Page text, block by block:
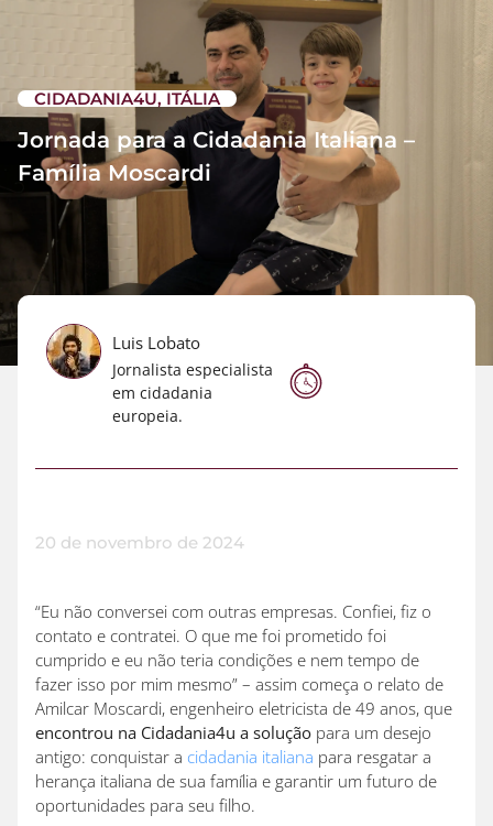
CIDADANIA4U, ITÁLIA
Jornada para a Cidadania Italiana –
Família Moscardi
Luis Lobato
Jornalista especialista
em cidadania
europeia.
20 de novembro de 2024
“Eu não conversei com outras empresas. Confiei, fiz o
contato e contratei. O que me foi prometido foi
cumprido e eu não teria condições e nem tempo de
fazer isso por mim mesmo” – assim começa o relato de
Amilcar Moscardi, engenheiro eletricista de 49 anos, que
encontrou na Cidadania4u a solução para um desejo
antigo: conquistar a cidadania italiana para resgatar a
herança italiana de sua família e garantir um futuro de
oportunidades para seu filho.